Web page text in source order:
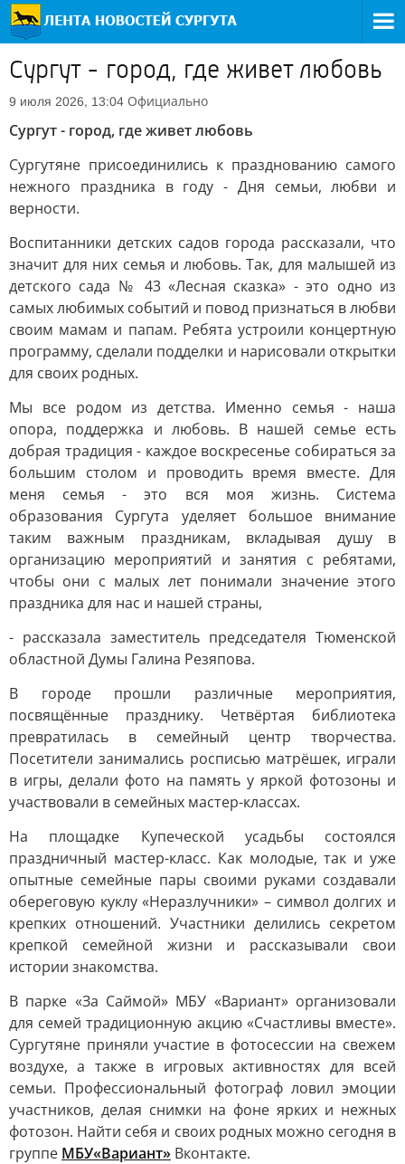
Сургут - город, где живет любовь
9 июля 2026, 13:04 Официально
Сургут - город, где живет любовь
Сургутяне присоединились к празднованию самого
нежного праздника в году - Дня семьи, любви и
верности.
Воспитанники детских садов города рассказали, что
значит для них семья и любовь. Так, для малышей из
детского сада № 43 «Лесная сказка» - это одно из
самых любимых событий и повод признаться в любви
своим мамам и папам. Ребята устроили концертную
программу, сделали подделки и нарисовали открытки
для своих родных.
Мы все родом из детства. Именно семья - наша
опора, поддержка и любовь. В нашей семье есть
добрая традиция - каждое воскресенье собираться за
большим столом и проводить время вместе. Для
меня семья - это вся моя жизнь. Система
образования Сургута уделяет большое внимание
таким важным праздникам, вкладывая душу в
организацию мероприятий и занятия с ребятами,
чтобы они с малых лет понимали значение этого
праздника для нас и нашей страны,
- рассказала заместитель председателя Тюменской
областной Думы Галина Резяпова.
В городе прошли различные мероприятия,
посвящённые празднику. Четвёртая библиотека
превратилась в семейный центр творчества.
Посетители занимались росписью матрёшек, играли
в игры, делали фото на память у яркой фотозоны и
участвовали в семейных мастер-классах.
На площадке Купеческой усадьбы состоялся
праздничный мастер-класс. Как молодые, так и уже
опытные семейные пары своими руками создавали
обереговую куклу «Неразлучники» – символ долгих и
крепких отношений. Участники делились секретом
крепкой семейной жизни и рассказывали свои
истории знакомства.
В парке «За Саймой» МБУ «Вариант» организовали
для семей традиционную акцию «Счастливы вместе».
Сургутяне приняли участие в фотосессии на свежем
воздухе, а также в игровых активностях для всей
семьи. Профессиональный фотограф ловил эмоции
участников, делая снимки на фоне ярких и нежных
фотозон. Найти себя и своих родных можно сегодня в
группе МБУ«Вариант» Вконтакте.